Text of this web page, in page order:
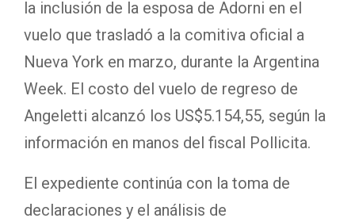
la inclusión de la esposa de Adorni en el
vuelo que trasladó a la comitiva oficial a
Nueva York en marzo, durante la Argentina
Week. El costo del vuelo de regreso de
Angeletti alcanzó los US$5.154,55, según la
información en manos del fiscal Pollicita.
El expediente continúa con la toma de
declaraciones y el análisis de